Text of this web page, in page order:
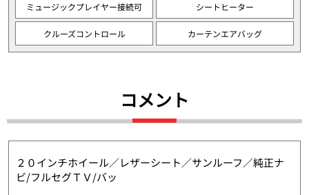
ミュージックプレイヤー接続可 シートヒーター
クルーズコントロール カーテンエアバッグ
コメント
２０インチホイール／レザーシート／サンルーフ／純正ナ
ビ/フルセグＴＶ/バッ